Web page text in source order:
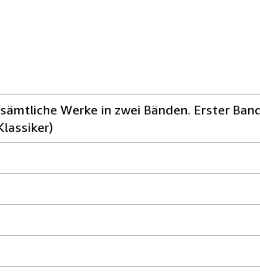
Werke in zwei Bänden. Erster